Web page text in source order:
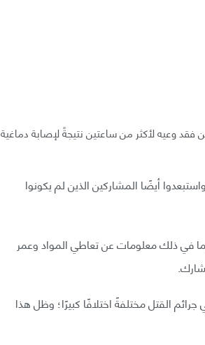
وعيه لأكثر من ساعتين نتيجةً لإصابة دماغية
أيضًا المشاركين الذين لم يكونوا
في ذلك معلومات عن تعاطي المواد وعمر
القتل مختلفةً اختلافًا كبيرًا؛ وظل هذا